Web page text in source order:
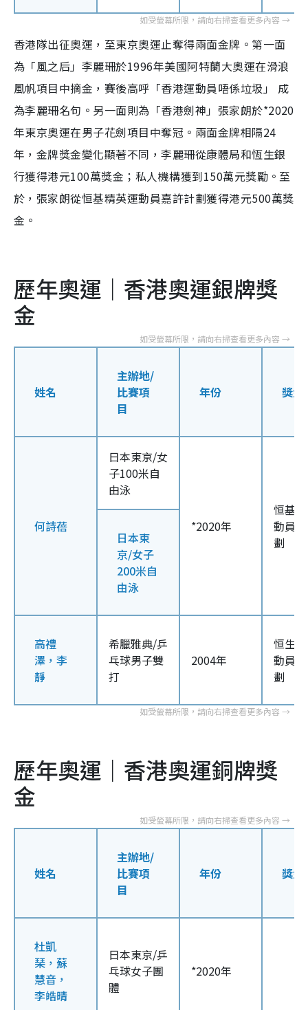
香港隊出征奧運，至東京奧運止奪得兩面金牌。第一面
為「風之后」李麗珊於1996年美國阿特蘭大奧運在滑浪
風帆項目中摘金，賽後高呼「香港運動員唔係垃圾」 成
為李麗珊名句。另一面則為「香港劍神」張家朗於*2020
年東京奧運在男子花劍項目中奪冠。兩面金牌相隔24
年，金牌獎金變化顯著不同，李麗珊從康體局和恆生銀
行獲得港元100萬獎金；私人機構獲到150萬元獎勵。至
於，張家朗從恒基精英運動員嘉許計劃獲得港元500萬獎
金。
歷年奧運｜香港奧運銀牌獎
金
姓名
主辦地/
比賽項
目
年份 獎金
何詩蓓
日本東京/女
子100米自
由泳
*2020年
恒基
動員
劃
日本東
京/女子
200米自
由泳
高禮
澤，李
靜
希臘雅典/乒
乓球男子雙
打
2004年
恒生
動員
劃
歷年奧運｜香港奧運銅牌獎
金
姓名
主辦地/
比賽項
目
年份 獎金
杜凱
琹，蘇
慧音，
李皓晴
日本東京/乒
乓球女子團
體
*2020年